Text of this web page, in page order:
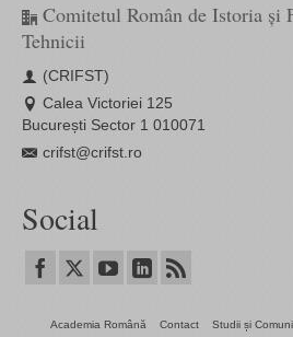
Comitetul Român de Istoria și
Tehnicii
(CRIFST)
Calea Victoriei 125
București Sector 1 010071
crifst@crifst.ro
Social
Academia Română Contact Studii și